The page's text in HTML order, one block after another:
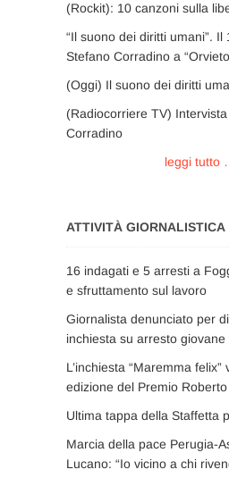
(Rockit): 10 canzoni sulla
“Il suono dei diritti umani”. Il
Stefano Corradino a
(Oggi) Il suono dei diritti
(Radiocorriere TV)
Corradino
leggi tutto
ATTIVITÀ GIORNALISTICA
16 indagati e 5 arresti a
e sfruttamento sul lavoro
Giornalista denunciato per
inchiesta su arresto giovane
L’inchiesta “Maremma
edizione del Premio
Ultima tappa della Staffetta
Marcia della pace Perugia-
Lucano: “Io vicino a chi